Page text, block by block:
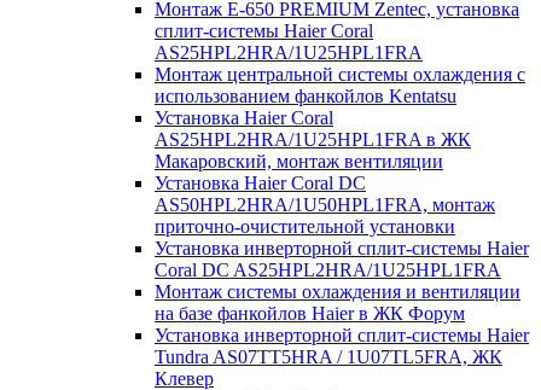
Монтаж E-650 PREMIUM Zentec, установка
сплит-системы Haier Coral
AS25HPL2HRA/1U25HPL1FRA
Монтаж центральной системы охлаждения с
использованием фанкойлов Kentatsu
Установка Haier Coral
AS25HPL2HRA/1U25HPL1FRA в ЖК
Макаровский, монтаж вентиляции
Установка Haier Coral DC
AS50HPL2HRA/1U50HPL1FRA, монтаж
приточно-очистительной установки
Установка инверторной сплит-системы Haier
Coral DC AS25HPL2HRA/1U25HPL1FRA
Монтаж системы охлаждения и вентиляции
на базе фанкойлов Haier в ЖК Форум
Установка инверторной сплит-системы Haier
Tundra AS07TT5HRA / 1U07TL5FRA, ЖК
Клевер